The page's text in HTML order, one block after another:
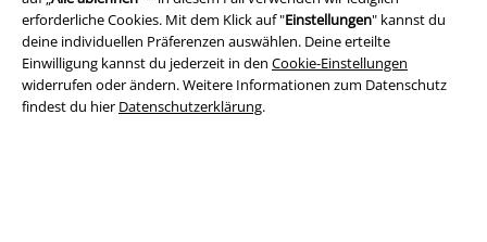
erforderliche Cookies. Mit dem Klick auf "Einstellungen" kannst du
deine individuellen Präferenzen auswählen. Deine erteilte
Einwilligung kannst du jederzeit in den Cookie-Einstellungen
widerrufen oder ändern. Weitere Informationen zum Datenschutz
findest du hier Datenschutzerklärung.
Impressum
Datenschutz